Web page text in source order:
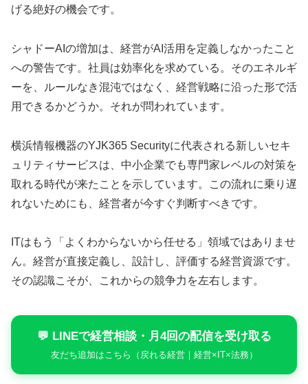
げる絶好の機会です。
シャドーAIの増加は、経営がAI活用を定義しなかったこと
への警告です。社員は効率化を求めている。そのエネルギ
ーを、ルールなき混沌ではなく、経営戦略に沿った形で活
用できるかどうか。それが問われています。
横浜情報機器のYJK365 Securityに代表される新しいセキ
ュリティサービスは、中小企業でも専門家レベルの対策を
取れる時代が来たことを示しています。この流れに乗り遅
れないためにも、経営者が今すぐ判断すべきです。
ITはもう「よくわからないから任せる」領域ではありませ
ん。経営が直接定義し、設計し、評価する経営資源です。
その認識こそが、これからの競争力を左右します。
💬 LINEで経営相談・月4回の配信を受け取る
友だち追加はこちら（戻れる経営｜経営×IT×法務）